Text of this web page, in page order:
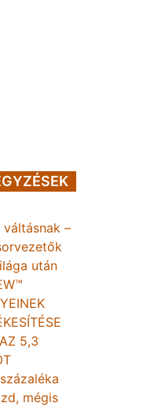
–
után
5,3
mégis